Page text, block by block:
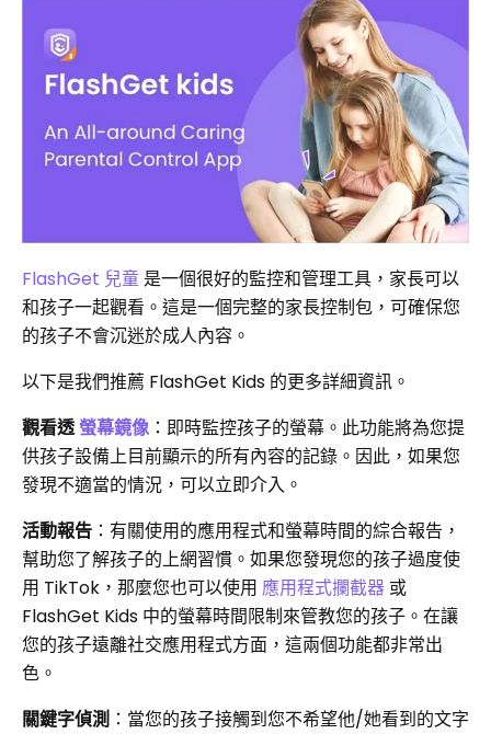
FlashGet 兒童是一個很好的監控和管理工具，家長可以
和孩子一起觀看。這是一個完整的家長控制包，可確保您
的孩子不會沉迷於成人內容。
以下是我們推薦 FlashGet Kids 的更多詳細資訊。
觀看透螢幕鏡像 ：即時監控孩子的螢幕。此功能將為您提
供孩子設備上目前顯示的所有內容的記錄。因此，如果您
發現不適當的情況，可以立即介入。
活動報告 ：有關使用的應用程式和螢幕時間的綜合報告，
幫助您了解孩子的上網習慣。如果您發現您的孩子過度使
用 TikTok，那麼您也可以使用 應用程式攔截器 或
FlashGet Kids 中的螢幕時間限制來管教您的孩子。在讓
您的孩子遠離社交應用程式方面，這兩個功能都非常出
色。
關鍵字偵測 ：當您的孩子接觸到您不希望他/她看到的文字